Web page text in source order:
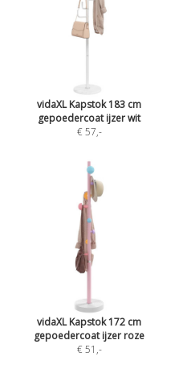
vidaXL Kapstok 183 cm
gepoedercoat ijzer wit
€ 57,-
vidaXL Kapstok 172 cm
gepoedercoat ijzer roze
€ 51 ,-